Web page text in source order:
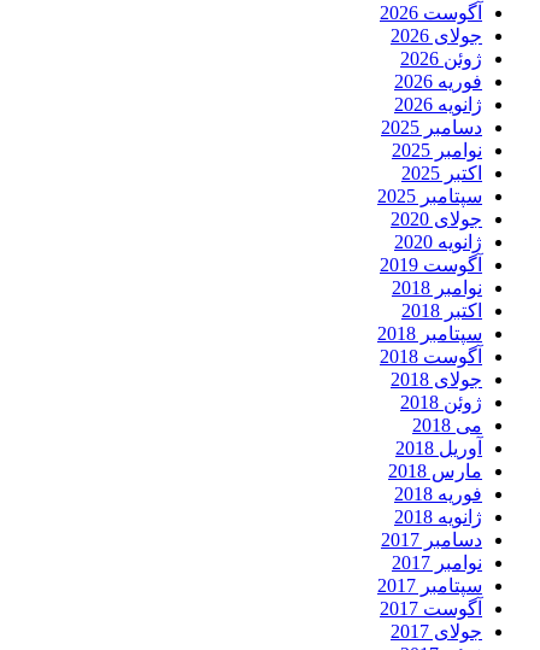
آگوست 2026
جولای 2026
ژوئن 2026
فوریه 2026
ژانویه 2026
دسامبر 2025
نوامبر 2025
اکتبر 2025
سپتامبر 2025
جولای 2020
ژانویه 2020
آگوست 2019
نوامبر 2018
اکتبر 2018
سپتامبر 2018
آگوست 2018
جولای 2018
ژوئن 2018
می 2018
آوریل 2018
مارس 2018
فوریه 2018
ژانویه 2018
دسامبر 2017
نوامبر 2017
سپتامبر 2017
آگوست 2017
جولای 2017